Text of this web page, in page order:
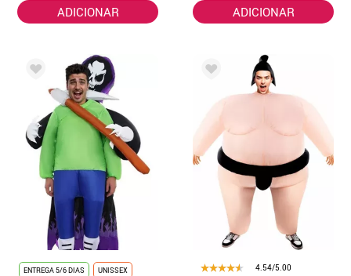
ADICIONAR ADICIONAR
ENTREGA 5/6 DIAS UNISSEX 4.54/5.00